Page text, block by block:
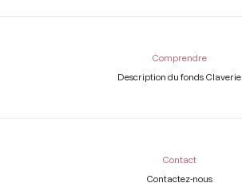
Comprendre
Description du fonds Claverie
Contact
Contactez-nous